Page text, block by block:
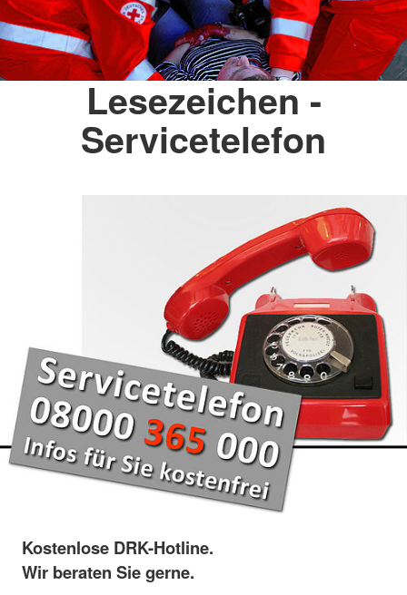
Lesezeichen -
Servicetelefon
Kostenlose DRK-Hotline.
Wir beraten Sie gerne.